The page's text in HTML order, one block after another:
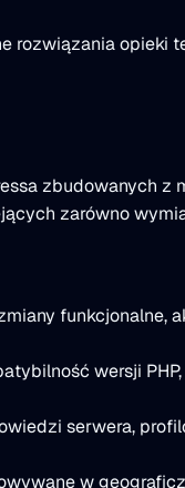
opieki
zbudowanych z
zarówno
wersji
serwera,
w